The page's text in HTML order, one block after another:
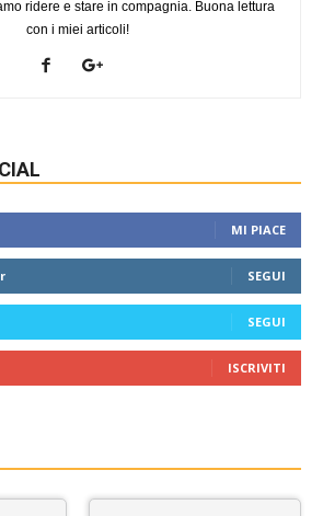
ridere e stare in compagnia. Buona lettura
con i miei articoli!
MI PIACE
SEGUI
SEGUI
ISCRIVITI